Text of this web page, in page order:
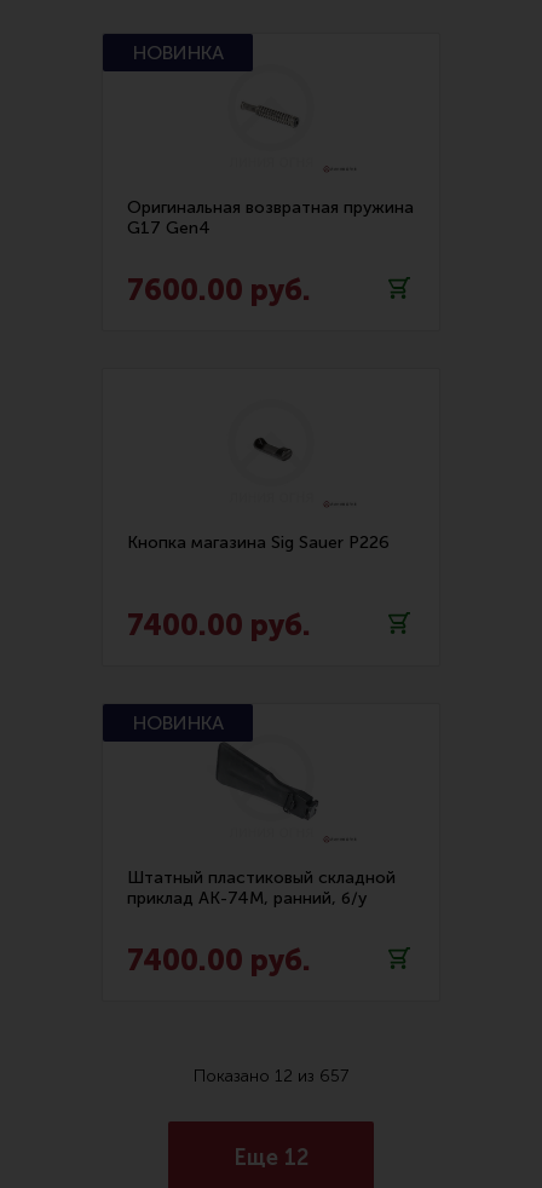
Пламегаситель (6)
Приемник магазина (4)
Проставка для трубки (3)
Пятка магазина (12)
Рукоятка взведения (2)
Рукоятка для переноски (2)
Сепаратор (1)
Серьга (1)
Спусковой крючок (29)
Оригинальная возвратная пружина
G17 Gen4
7600.00 руб.
Кнопка магазина Sig Sauer P226
7400.00 руб.
Штатный пластиковый складной
приклад АК-74М, ранний, б/у
7400.00 руб.
Показано 12 из 657
Еще 12